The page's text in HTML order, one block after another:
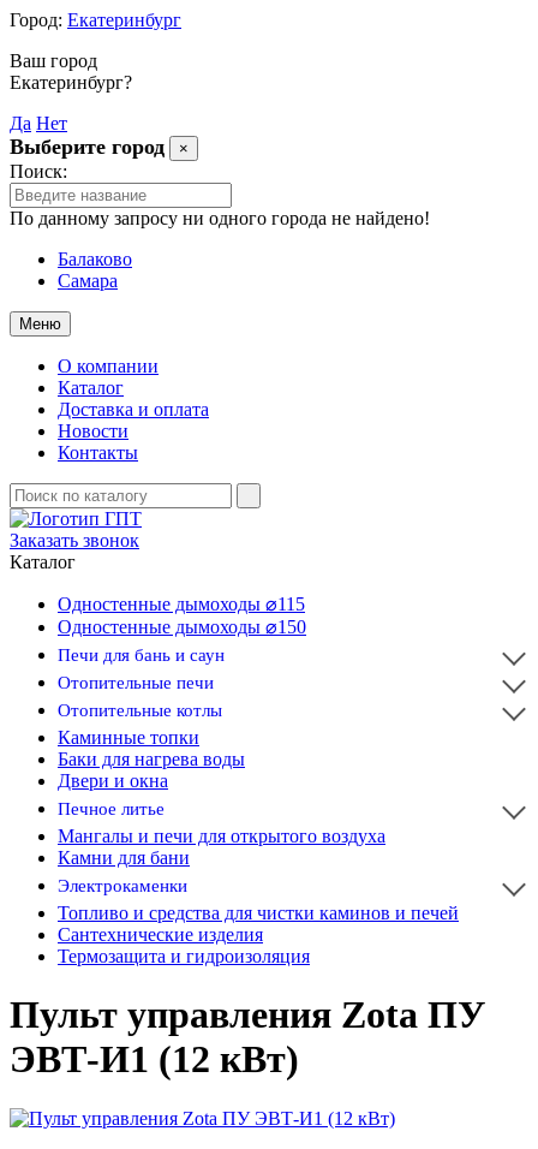
Город: Екатеринбург
Ваш город
Екатеринбург?
Да Нет
Выберите город ×
Поиск:
По данному запросу ни одного города не найдено!
Балаково
Самара
Меню
О компании
Каталог
Доставка и оплата
Новости
Контакты
Заказать звонок
Каталог
Одностенные дымоходы ⌀115
Одностенные дымоходы ⌀150
Печи для бань и саун
Отопительные печи
Отопительные котлы
Каминные топки
Баки для нагрева воды
Двери и окна
Печное литье
Мангалы и печи для открытого воздуха
Камни для бани
Электрокаменки
Топливо и средства для чистки каминов и печей
Сантехнические изделия
Термозащита и гидроизоляция
Пульт управления Zota ПУ
ЭВТ-И1 (12 кВт)